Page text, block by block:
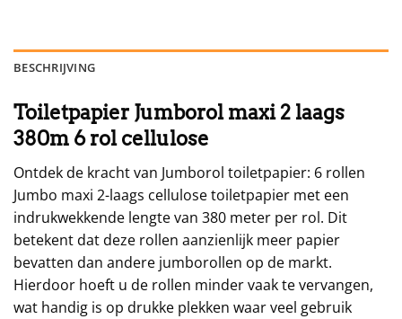
BESCHRIJVING
Toiletpapier Jumborol maxi 2 laags
380m 6 rol cellulose
Ontdek de kracht van Jumborol toiletpapier: 6 rollen
Jumbo maxi 2-laags cellulose toiletpapier met een
indrukwekkende lengte van 380 meter per rol. Dit
betekent dat deze rollen aanzienlijk meer papier
bevatten dan andere jumborollen op de markt.
Hierdoor hoeft u de rollen minder vaak te vervangen,
wat handig is op drukke plekken waar veel gebruik